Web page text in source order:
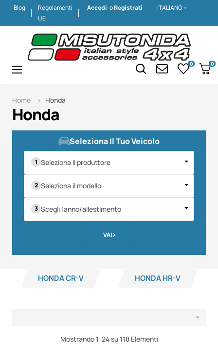
ITALIANO
Blog
Regolamenti
UE
Accedi oRegistrati
Navigazione
☰ 0 0
Honda
Home Honda
Seleziona Il Tuo Veicolo
Seleziona il produttore
Seleziona il modello
Scegli l'anno/allestimento
VAI
HONDA CR-V HONDA HR-V

Mostrando 1-24 su 118 Elementi